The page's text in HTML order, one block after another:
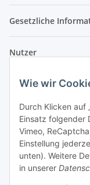
Wie wir
Durch Klicken auf
Einsatz folgender
Vimeo,
Einstellung
unten). Weitere
in unserer
Gesetzliche
Nutzer